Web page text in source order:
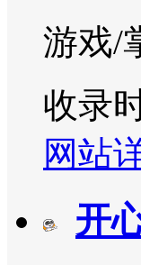
游戏/
收录
网站
开